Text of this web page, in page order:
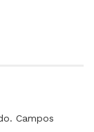
Campos